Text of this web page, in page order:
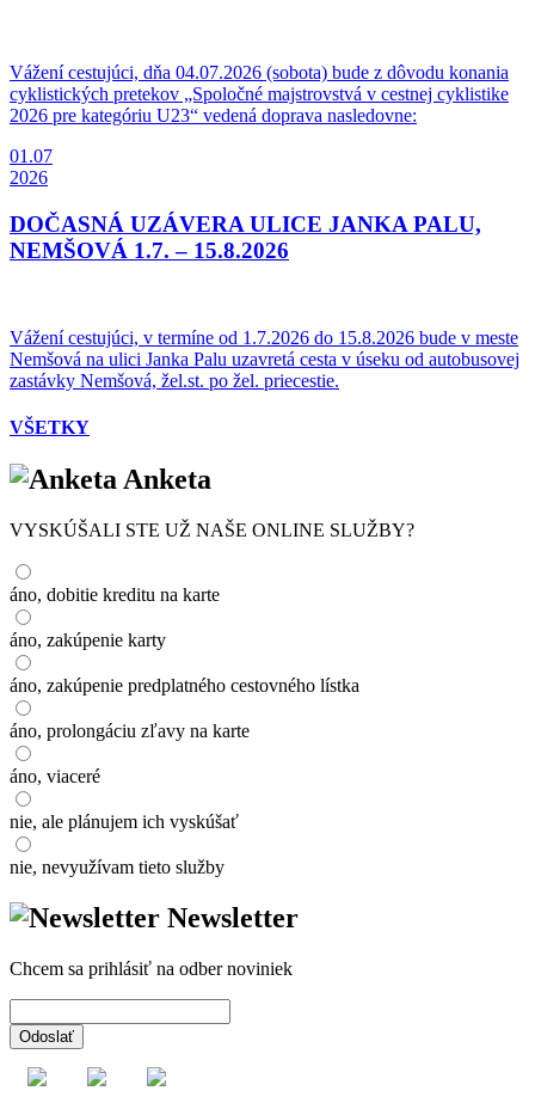
Vážení cestujúci, dňa 04.07.2026 (sobota) bude z dôvodu konania
cyklistických pretekov „Spoločné majstrovstvá v cestnej cyklistike
2026 pre kategóriu U23“ vedená doprava nasledovne:
01.07
2026
DOČASNÁ UZÁVERA ULICE JANKA PALU,
NEMŠOVÁ 1.7. – 15.8.2026
Vážení cestujúci, v termíne od 1.7.2026 do 15.8.2026 bude v meste
Nemšová na ulici Janka Palu uzavretá cesta v úseku od autobusovej
zastávky Nemšová, žel.st. po žel. priecestie.
VŠETKY
Anketa
VYSKÚŠALI STE UŽ NAŠE ONLINE SLUŽBY?
áno, dobitie kreditu na karte
áno, zakúpenie karty
áno, zakúpenie predplatného cestovného lístka
áno, prolongáciu zľavy na karte
áno, viaceré
nie, ale plánujem ich vyskúšať
nie, nevyužívam tieto služby
Newsletter
Chcem sa prihlásiť na odber noviniek
Odoslať